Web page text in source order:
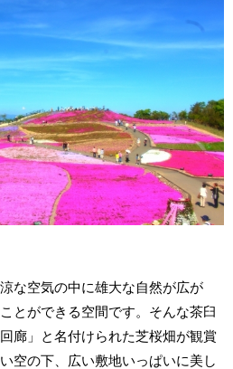
な空気の中に雄大な自然が広が
とができる空間です。そんな茶臼
廊」と名付けられた芝桜畑が観賞
空の下、広い敷地いっぱいに美し